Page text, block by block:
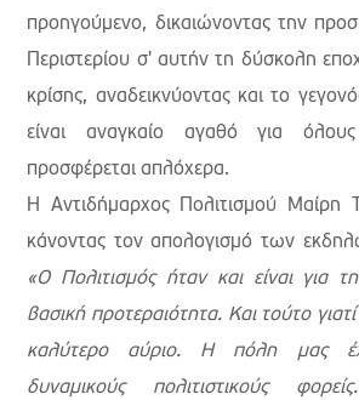
προηγούμενο, δικαιώνοντας την
Περιστερίου σ' αυτήν τη δύσκολη
κρίσης, αναδεικνύοντας και το
είναι αναγκαίο αγαθό για
προσφέρεται απλόχερα.
Η Αντιδήμαρχος Πολιτισμού Μαίρη
κάνοντας τον απολογισμό των
«Ο Πολιτισμός ήταν και είναι για
βασική προτεραιότητα. Και τούτο
καλύτερο αύριο. Η πόλη μας
δυναμικούς πολιτιστικούς